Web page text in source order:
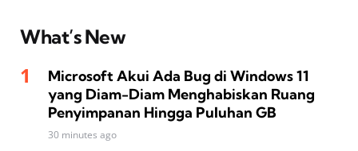
What’s New
Microsoft Akui Ada Bug di Windows 11
yang Diam-Diam Menghabiskan Ruang
Penyimpanan Hingga Puluhan GB
30 minutes ago